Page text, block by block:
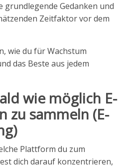
Gedanken und
Zeitfaktor vor dem
wie du für Wachstum
das Beste aus jedem
wie möglich E-
zu sammeln (E-
Plattform du zum
dich darauf konzentrieren,